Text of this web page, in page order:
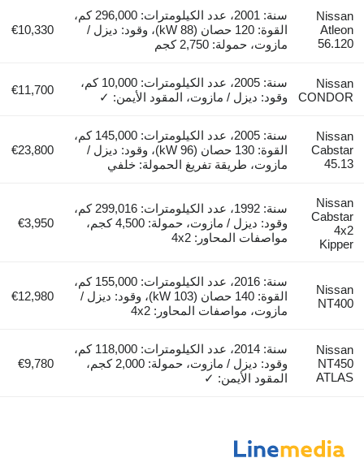
سنة: 2001، عدد الكيلومترات: 296,000 كم،
القوة: 120 حصان (88 kW)، وقود: ديزل /
مازوت، حمولة: 2,750 كجم
€10,330
سنة: 2005، عدد الكيلومترات: 10,000 كم،
وقود: ديزل / مازوت، المقود الأيمن: ✓
€11,700
سنة: 2005، عدد الكيلومترات: 145,000 كم،
القوة: 130 حصان (96 kW)، وقود: ديزل /
مازوت، طريقة تفريغ الحمولة: خلفي
€23,800
سنة: 1992، عدد الكيلومترات: 299,016 كم،
وقود: ديزل / مازوت، حمولة: 4,500 كجم،
مواصفات المحاور: 4x2
€3,950
سنة: 2016، عدد الكيلومترات: 155,000 كم،
القوة: 140 حصان (103 kW)، وقود: ديزل /
مازوت، مواصفات المحاور: 4x2
€12,980
سنة: 2014، عدد الكيلومترات: 118,000 كم،
وقود: ديزل / مازوت، حمولة: 2,000 كجم،
المقود الأيمن: ✓
€9,780